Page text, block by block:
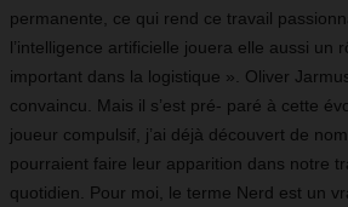
permanente, ce qui rend ce travail
l’intelligence artificielle jouera elle aussi un
important dans la logistique ». Oliver
convaincu. Mais il s’est pré- paré à cette
joueur compulsif, j’ai déjà découvert de
pourraient faire leur apparition dans notre
quotidien. Pour moi, le terme Nerd est un